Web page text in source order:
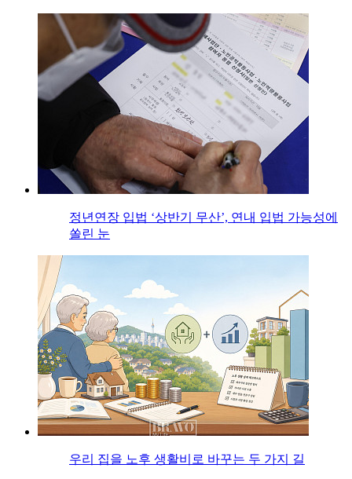
정년연장 입법 ‘상반기 무산’, 연내 입법 가능성에
쏠린 눈
우리 집을 노후 생활비로 바꾸는 두 가지 길